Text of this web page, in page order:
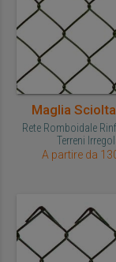
Maglia
Rete Romboidale
Terreni
A partire da